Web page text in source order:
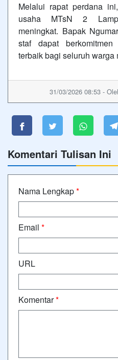
Melalui rapat perdana
usaha MTsN 2
meningkat. Bapak
staf dapat berkomitmen
terbaik bagi seluruh warga
31/03/2026 08:53 -
Komentari Tulisan Ini
Nama Lengkap*
Email *
URL
Komentar*